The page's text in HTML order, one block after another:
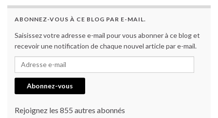
ABONNEZ-VOUS À CE BLOG PAR E-MAIL.
Saisissez votre adresse e-mail pour vous abonner à ce blog et
recevoir une notification de chaque nouvel article par e-mail.
Adresse e-mail
Abonnez-vous
Rejoignez les 855 autres abonnés